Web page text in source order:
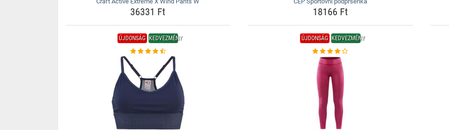
36331 Ft 18166 Ft
ÚJDONSÁG KEDVEZMÉNY ÚJDONSÁG KEDVEZMÉNY